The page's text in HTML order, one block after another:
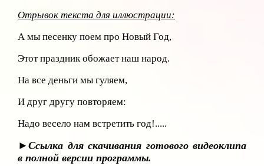
Отрывок текста для иллюстрации:
А мы песенку поем про Новый Год,
Этот праздник обожает наш народ.
На все деньги мы гуляем,
И друг другу повторяем:
Надо весело нам встретить год!.....
►Ссылка для скачивания готового видеоклипа
в полной версии программы.